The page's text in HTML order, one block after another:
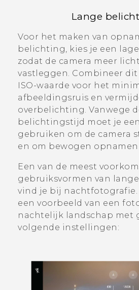
Lange
Voor het maken van
belichting, kies je een
zodat de camera meer
vastleggen. Combineer
ISO-waarde voor het
afbeeldingsruis en
overbelichting. Vanwege
belichtingstijd moet je
gebruiken om de camera
en om bewogen
Een van de meest
gebruiksvormen van
vind je bij nachtfotografie.
een voorbeeld van een
nachtelijk landschap met
volgende instellingen: